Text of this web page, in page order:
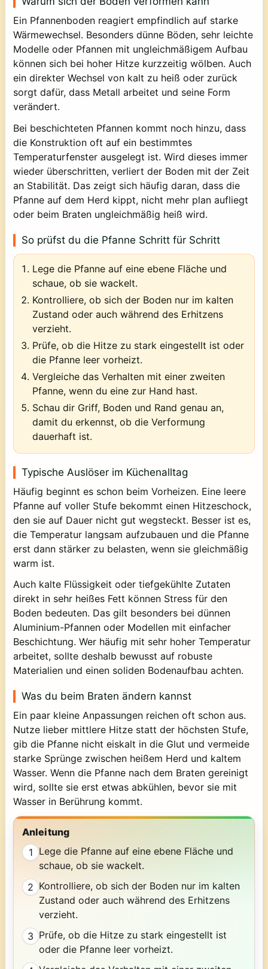
Ein Pfannenboden reagiert empfindlich auf starke
Wärmewechsel. Besonders dünne Böden, sehr leichte
Modelle oder Pfannen mit ungleichmäßigem Aufbau
können sich bei hoher Hitze kurzzeitig wölben. Auch
ein direkter Wechsel von kalt zu heiß oder zurück
sorgt dafür, dass Metall arbeitet und seine Form
verändert.
Bei beschichteten Pfannen kommt noch hinzu, dass
die Konstruktion oft auf ein bestimmtes
Temperaturfenster ausgelegt ist. Wird dieses immer
wieder überschritten, verliert der Boden mit der Zeit
an Stabilität. Das zeigt sich häufig daran, dass die
Pfanne auf dem Herd kippt, nicht mehr plan aufliegt
oder beim Braten ungleichmäßig heiß wird.
So prüfst du die Pfanne Schritt für Schritt
Lege die Pfanne auf eine ebene Fläche und
schaue, ob sie wackelt.
Kontrolliere, ob sich der Boden nur im kalten
Zustand oder auch während des Erhitzens
verzieht.
Prüfe, ob die Hitze zu stark eingestellt ist oder
die Pfanne leer vorheizt.
Vergleiche das Verhalten mit einer zweiten
Pfanne, wenn du eine zur Hand hast.
Schau dir Griff, Boden und Rand genau an,
damit du erkennst, ob die Verformung
dauerhaft ist.
Typische Auslöser im Küchenalltag
Häufig beginnt es schon beim Vorheizen. Eine leere
Pfanne auf voller Stufe bekommt einen Hitzeschock,
den sie auf Dauer nicht gut wegsteckt. Besser ist es,
die Temperatur langsam aufzubauen und die Pfanne
erst dann stärker zu belasten, wenn sie gleichmäßig
warm ist.
Auch kalte Flüssigkeit oder tiefgekühlte Zutaten
direkt in sehr heißes Fett können Stress für den
Boden bedeuten. Das gilt besonders bei dünnen
Aluminium-Pfannen oder Modellen mit einfacher
Beschichtung. Wer häufig mit sehr hoher Temperatur
arbeitet, sollte deshalb bewusst auf robuste
Materialien und einen soliden Bodenaufbau achten.
Was du beim Braten ändern kannst
Ein paar kleine Anpassungen reichen oft schon aus.
Nutze lieber mittlere Hitze statt der höchsten Stufe,
gib die Pfanne nicht eiskalt in die Glut und vermeide
starke Sprünge zwischen heißem Herd und kaltem
Wasser. Wenn die Pfanne nach dem Braten gereinigt
wird, sollte sie erst etwas abkühlen, bevor sie mit
Wasser in Berührung kommt.
Anleitung
1 Lege die Pfanne auf eine ebene Fläche und
schaue, ob sie wackelt.
2 Kontrolliere, ob sich der Boden nur im kalten
Zustand oder auch während des Erhitzens
verzieht.
3 Prüfe, ob die Hitze zu stark eingestellt ist
oder die Pfanne leer vorheizt.